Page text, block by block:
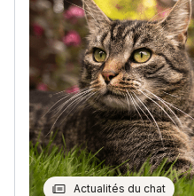
Actualités du chat